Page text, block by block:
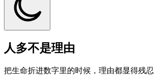
人多不是理由
把生命折进数字里的时候，理由都显得残忍